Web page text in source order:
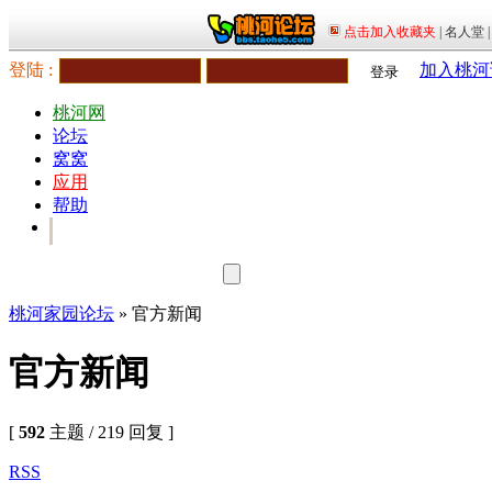
登陆 : 登录 加入桃
桃河网
论坛
窝窝
应用
帮助
桃河家园论坛 » 官方新闻
官方新闻
[ 592 主题 / 219 回复 ]
RSS